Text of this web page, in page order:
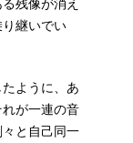
残像が消え
継いでい
ように、あ
が一連の音
と自己同一